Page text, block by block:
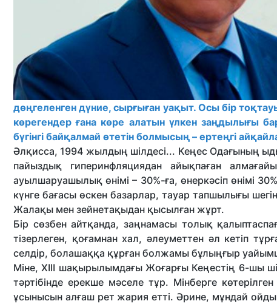
дөңгеленген дүние, сырғыған уақыт. Осы бір
көрегендер ғана көре алатын үлкен заңдылығы
бүгінгі байқалмай өтетін болмысың – ертеңгі
Әлқисса, 1994 жылдың шілдесі... Кеңес Одағының
пайыздық гиперинфляциядан айықпаған
ауылшаруашылық өнімі – 30%-ға, өнеркәсіп өнімі
күнге бағасы өскен базарлар, тауар тапшылығы
Жалақы мен зейнетақыдан қысылған жұрт.
Бір сөзбен айтқанда, заңнамасы толық
тізерлеген, қоғамнан хал, әлеуметтен әл кетіп
селдір, болашаққа құрған болжамы бұлыңғыр
Міне, XIII шақырылымдағы Жоғар­ғы Кеңестің 6-шы
тәртібінде ерекше мәселе тұр. Мінберге
ұсынысын алғаш рет жария етті. Әрине, мұндай